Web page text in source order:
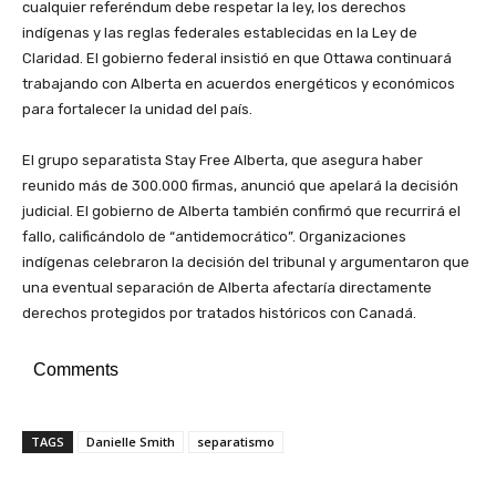
cualquier referéndum debe respetar la ley, los derechos
indígenas y las reglas federales establecidas en la Ley de
Claridad. El gobierno federal insistió en que Ottawa continuará
trabajando con Alberta en acuerdos energéticos y económicos
para fortalecer la unidad del país.
El grupo separatista Stay Free Alberta, que asegura haber
reunido más de 300.000 firmas, anunció que apelará la decisión
judicial. El gobierno de Alberta también confirmó que recurrirá el
fallo, calificándolo de “antidemocrático”. Organizaciones
indígenas celebraron la decisión del tribunal y argumentaron que
una eventual separación de Alberta afectaría directamente
derechos protegidos por tratados históricos con Canadá.
Comments
TAGS Danielle Smith separatismo